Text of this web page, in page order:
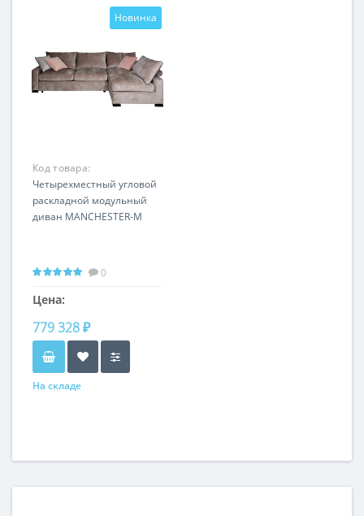
Новинка
Код товара:
MANCHESTER-M
Четырехместный угловой
раскладной модульный
диван MANCHESTER-M
0
Цена:
779 328 ₽
На складе